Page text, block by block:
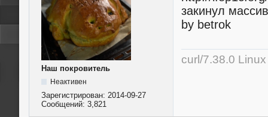
Наш покровитель
Неактивен
Зарегистрирован: 2014-09-27
Сообщений: 3,821
закинул
by betrok
curl/7.38.0